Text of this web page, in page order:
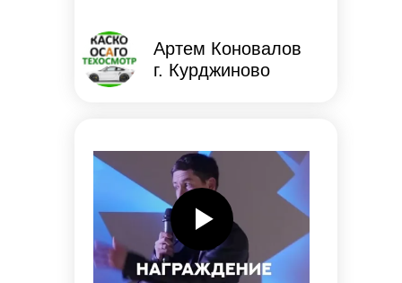
Артем Коновалов
г. Курджиново